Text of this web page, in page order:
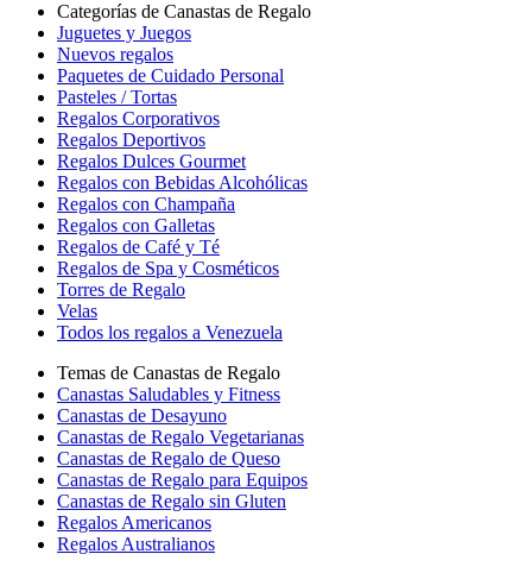
Categorías de Canastas de Regalo
Juguetes y Juegos
Nuevos regalos
Paquetes de Cuidado Personal
Pasteles / Tortas
Regalos Corporativos
Regalos Deportivos
Regalos Dulces Gourmet
Regalos con Bebidas Alcohólicas
Regalos con Champaña
Regalos con Galletas
Regalos de Café y Té
Regalos de Spa y Cosméticos
Torres de Regalo
Velas
Todos los regalos a Venezuela
Temas de Canastas de Regalo
Canastas Saludables y Fitness
Canastas de Desayuno
Canastas de Regalo Vegetarianas
Canastas de Regalo de Queso
Canastas de Regalo para Equipos
Canastas de Regalo sin Gluten
Regalos Americanos
Regalos Australianos